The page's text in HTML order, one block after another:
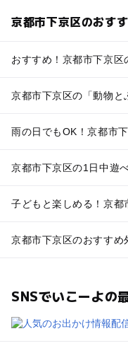
京都市下京区のおす
おすすめ！京都市下京区
京都市下京区の「動物と
雨の日でもOK！京都市
京都市下京区の1日中遊
子どもと楽しめる！京都
京都市下京区のおすすめ
SNSでいこーよの